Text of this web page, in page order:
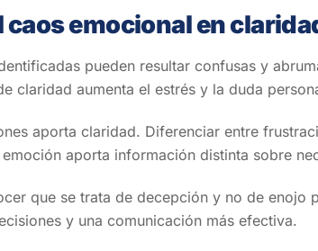
emocional en
pueden resultar confusas y
claridad aumenta el estrés y la duda
aporta claridad. Diferenciar entre
aporta información distinta sobre
que se trata de decepción y no de
y una comunicación más efectiva.